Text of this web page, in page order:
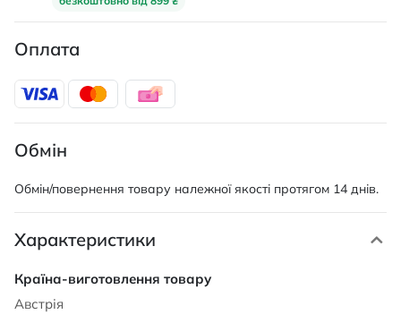
Оплата
Обмін
Обмін/повернення товару належної якості протягом 14 днів.
Характеристики
Характеристики
Австрія